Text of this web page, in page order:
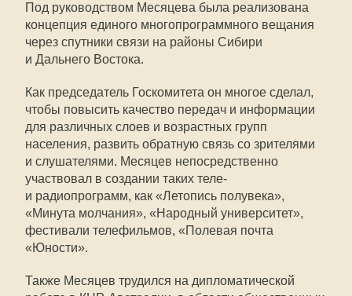
Под руководством Месяцева была реализована
концепция единого многопрограммного вещания
через спутники связи на районы Сибири
и Дальнего Востока.
Как председатель Госкомитета он многое сделал,
чтобы повысить качество передач и информации
для различных слоев и возрастных групп
населения, развить обратную связь со зрителями
и слушателями. Месяцев непосредственно
участвовал в создании таких теле-
и радиопрограмм, как «Летопись полувека»,
«Минута молчания», «Народный университет»,
фестивали телефильмов, «Полевая почта
«Юности».
Также Месяцев трудился на дипломатической